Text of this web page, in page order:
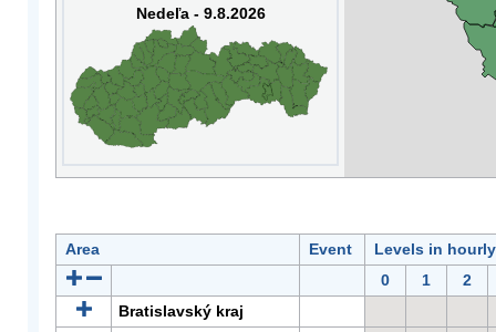
Nedeľa - 9.8.2026
Area Event
Levels in
0
1
2
Bratislavský kraj